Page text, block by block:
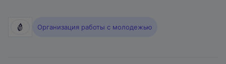
Организация работы с молодежью